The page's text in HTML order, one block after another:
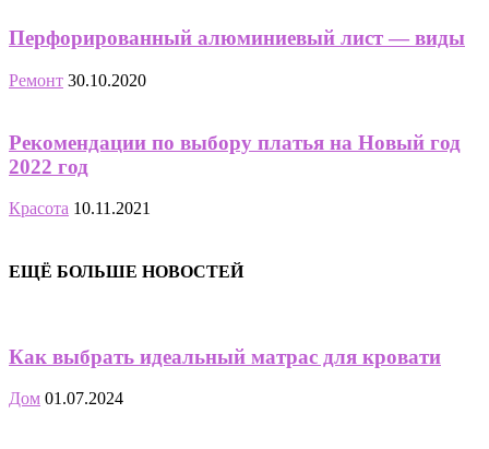
Перфорированный алюминиевый лист — виды
Ремонт 30.10.2020
Рекомендации по выбору платья на Новый год
2022 год
Красота 10.11.2021
ЕЩЁ БОЛЬШЕ НОВОСТЕЙ
Как выбрать идеальный матрас для кровати
Дом 01.07.2024